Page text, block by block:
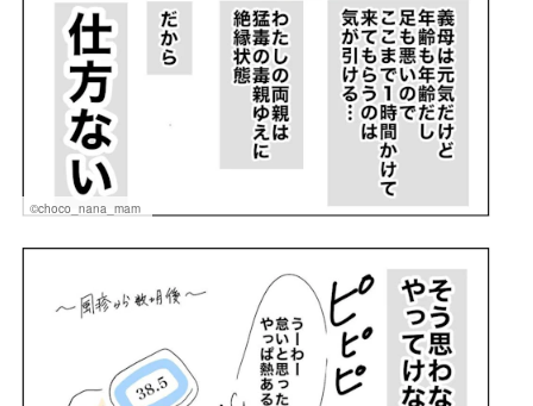
©choco_nana_mam